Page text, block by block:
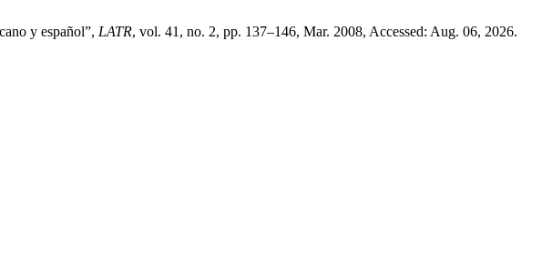
y español”, LATR, vol. 41, no. 2, pp. 137–146, Mar. 2008, Accessed: Aug. 06, 2026.